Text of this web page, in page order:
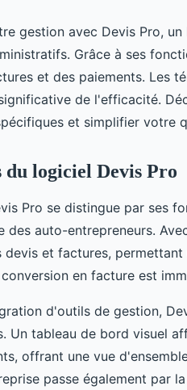
gestion avec Devis Pro,
Grâce à ses
et des paiements. Les
de l'efficacité.
et simplifier votre
du logiciel Devis Pro
Pro se distingue par ses
des auto-entrepreneurs.
devis et factures,
en facture est
d'outils de gestion,
Un tableau de bord visuel
offrant une vue
passe également par